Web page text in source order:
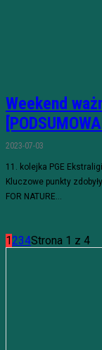
Weekend
2023-07-03
11. kolejka PGE
Kluczowe punkty
FOR NATURE...
1234Strona 1 z 4